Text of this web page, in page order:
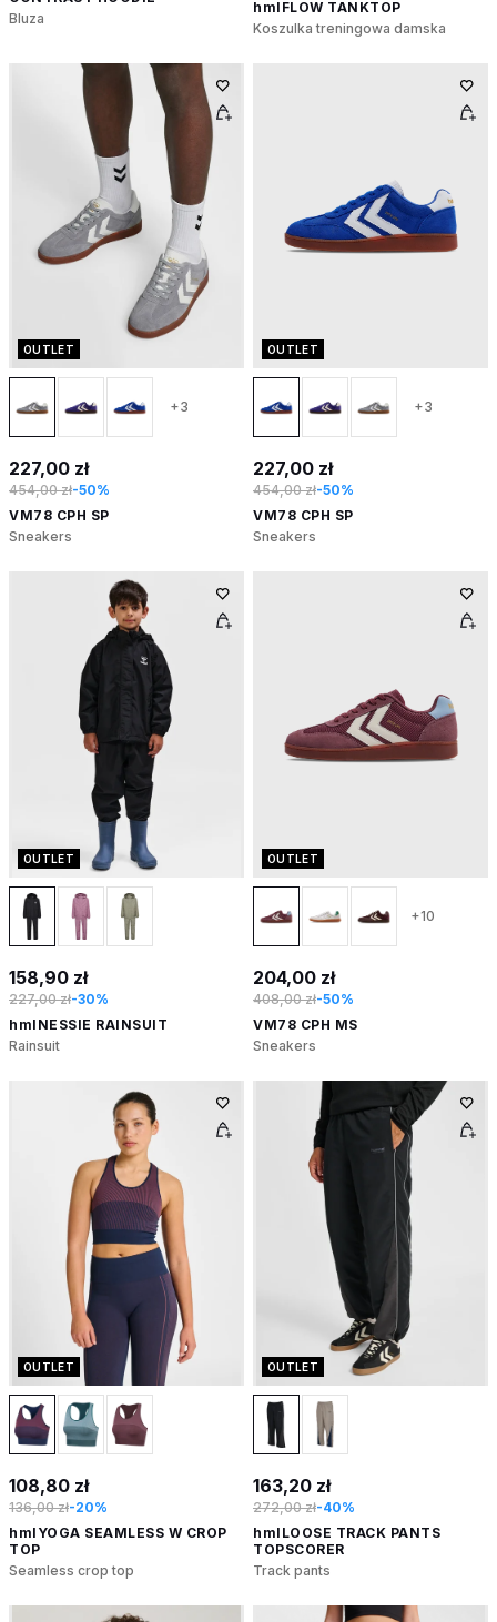
Bluza
hmlFLOW TANKTOP
Koszulka treningowa damska
OUTLET
+3
227,00 zł
454,00 zł-50%
VM78 CPH SP
Sneakers
OUTLET
+3
227,00 zł
454,00 zł-50%
VM78 CPH SP
Sneakers
OUTLET
158,90 zł
227,00 zł-30%
hmlNESSIE RAINSUIT
Rainsuit
OUTLET
+10
204,00 zł
408,00 zł-50%
VM78 CPH MS
Sneakers
OUTLET
108,80 zł
136,00 zł-20%
hmlYOGA SEAMLESS W CROP
TOP
Seamless crop top
OUTLET
163,20 zł
272,00 zł-40%
hmlLOOSE TRACK PANTS
TOPSCORER
Track pants